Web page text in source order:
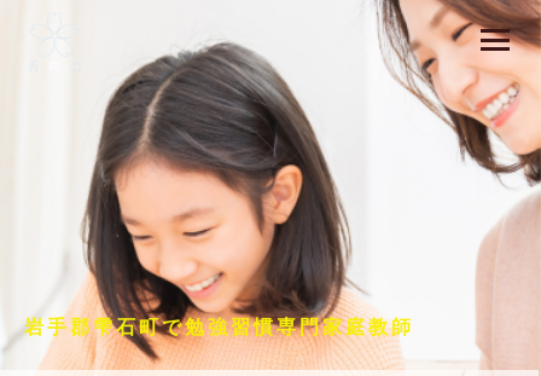
岩手郡雫石町で勉強習慣専門家庭教師